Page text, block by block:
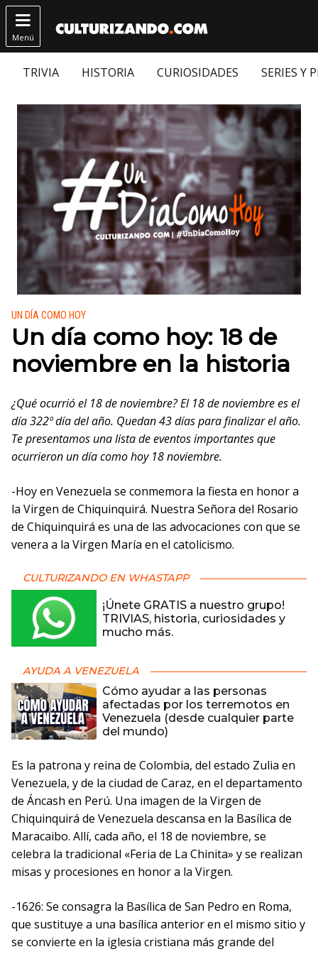

Menú
TRIVIA HISTORIA CURIOSIDADES SERIES Y
Publicado en:
UN DÍA COMO HOY
Un día como hoy: 18 de
noviembre en la historia
¿Qué ocurrió el 18 de noviembre? El 18 de noviembre es el
día 322º día del año. Quedan 43 días para finalizar el año.
Te presentamos una lista de eventos importantes que
ocurrieron un día como hoy 18 noviembre.
-Hoy en Venezuela se conmemora la fiesta en honor a
la Virgen de Chiquinquirá. Nuestra Señora del Rosario
de Chiquinquirá es una de las advocaciones con que se
venera a la Virgen María en el catolicismo.
CULTURIZANDO EN WHASTAPP
¡Únete GRATIS a nuestro grupo!
TRIVIAS, historia, curiosidades y
mucho más.
AYUDA A VENEZUELA
Cómo ayudar a las personas
afectadas por los terremotos en
Venezuela (desde cualquier parte
del mundo)
Es la patrona y reina de Colombia, del estado Zulia en
Venezuela, y de la ciudad de Caraz, en el departamento
de Áncash en Perú. Una imagen de la Virgen de
Chiquinquirá de Venezuela descansa en la Basílica de
Maracaibo. Allí, cada año, el 18 de noviembre, se
celebra la tradicional «Feria de La Chinita» y se realizan
misas y procesiones en honor a la Virgen.
-1626: Se consagra la Basílica de San Pedro en Roma,
que sustituye a una basílica anterior en el mismo sitio y
se convierte en la iglesia cristiana más grande del